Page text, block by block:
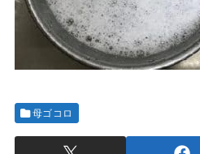
母ゴコロ